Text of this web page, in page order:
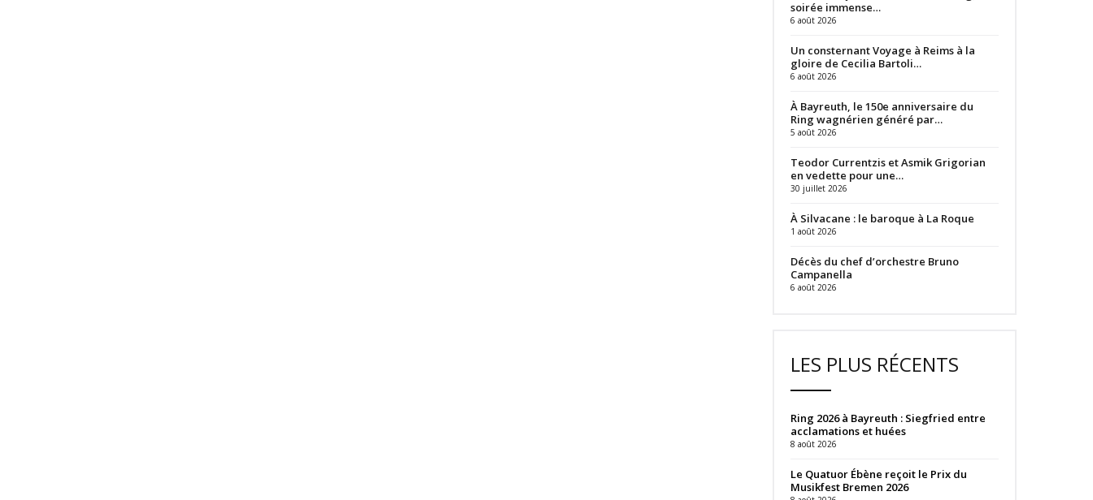
soirée immense…
6 août 2026
Un consternant Voyage à Reims à la
gloire de Cecilia Bartoli…
6 août 2026
À Bayreuth, le 150e anniversaire du
Ring wagnérien généré par…
5 août 2026
Teodor Currentzis et Asmik Grigorian
en vedette pour une…
30 juillet 2026
À Silvacane : le baroque à La Roque
1 août 2026
Décès du chef d’orchestre Bruno
Campanella
6 août 2026
LES PLUS RÉCENTS
Ring 2026 à Bayreuth : Siegfried entre
acclamations et huées
8 août 2026
Le Quatuor Ébène reçoit le Prix du
Musikfest Bremen 2026